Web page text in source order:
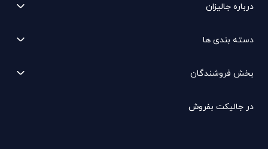
درباره جالیزان
دسته بندی ها
بخش فروشندگان
در جالیکت بفروش